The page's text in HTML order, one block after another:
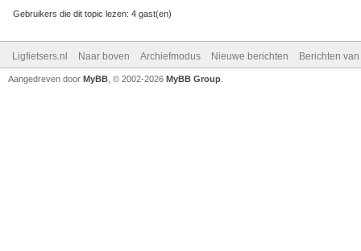
Gebruikers die dit topic lezen: 4 gast(en)
Ligfietsers.nl Naar boven Archiefmodus Nieuwe berichten Berichten
Aangedreven door MyBB , © 2002-2026 MyBB Group